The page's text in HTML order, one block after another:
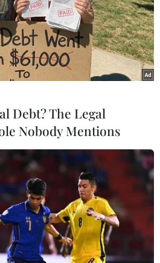
bay, thay thế các sản
với môi trường, tập
bảo khai thác an toàn tuyệt
đúng giờ và tối ưu hóa sử
(Vietnam+)
Debt? The Legal
Nobody Mentions